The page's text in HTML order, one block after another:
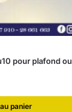
pour plafond ou
panier